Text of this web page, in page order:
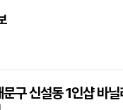
구 신설동 1인샵 바닐